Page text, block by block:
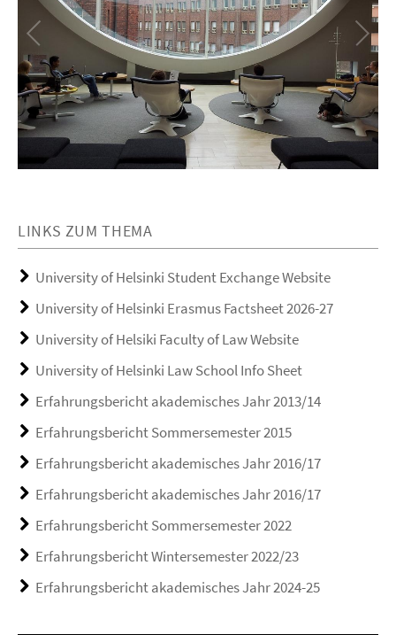
LINKS ZUM THEMA
University of Helsinki Student Exchange Website
University of Helsinki Erasmus Factsheet 2026-27
University of Helsiki Faculty of Law Website
University of Helsinki Law School Info Sheet
Erfahrungsbericht akademisches Jahr 2013/14
Erfahrungsbericht Sommersemester 2015
Erfahrungsbericht akademisches Jahr 2016/17
Erfahrungsbericht akademisches Jahr 2016/17
Erfahrungsbericht Sommersemester 2022
Erfahrungsbericht Wintersemester 2022/23
Erfahrungsbericht akademisches Jahr 2024-25